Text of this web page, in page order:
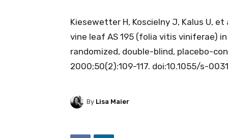
Kiesewetter H, Koscielny J, Kalus U,
vine leaf AS 195 (folia vitis viniferae)
randomized, double-blind, placebo-
2000;50(2):109-117. doi:10.1055/s-
By Lisa Maier